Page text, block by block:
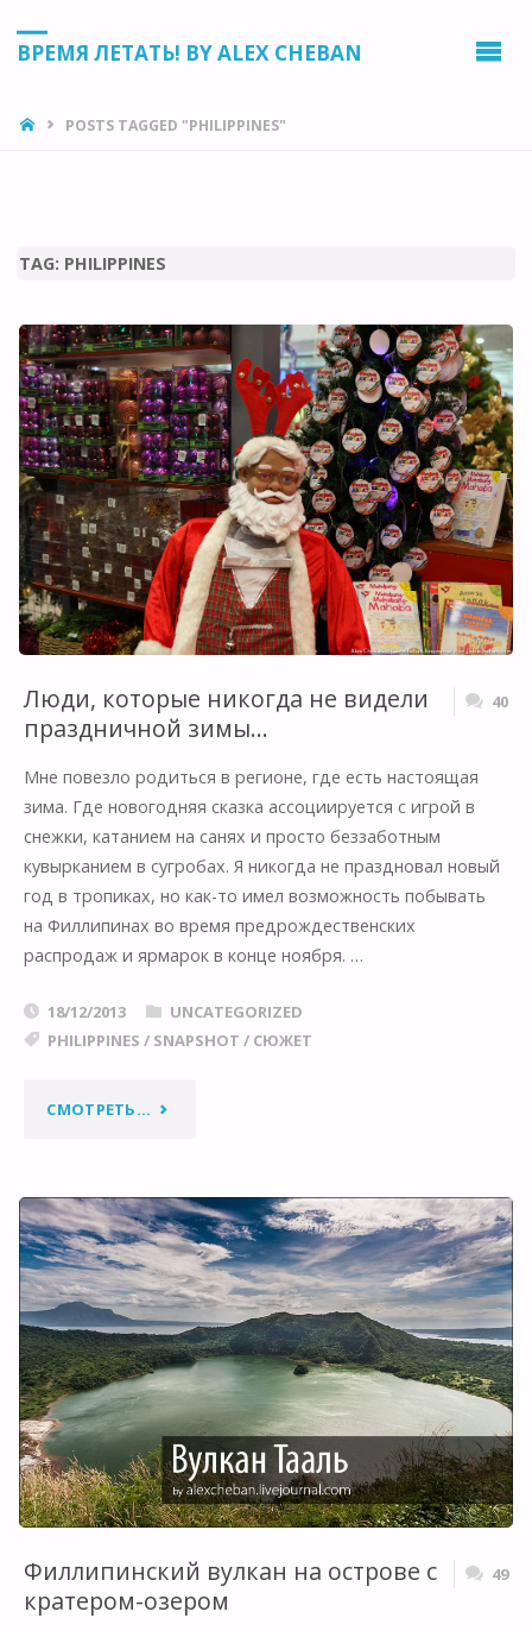
ВРЕМЯ ЛЕТАТЬ! BY ALEX CHEBAN
HOMEPOSTS TAGGED "PHILIPPINES"
TAG: PHILIPPINES
Люди, которые никогда не видели
праздничной зимы…
40
Мне повезло родиться в регионе, где есть настоящая
зима. Где новогодняя сказка ассоциируется с игрой в
снежки, катанием на санях и просто беззаботным
кувырканием в сугробах. Я никогда не праздновал новый
год в тропиках, но как-то имел возможность побывать
на Филлипинах во время предрождественских
распродаж и ярмарок в конце ноября. …
18/12/2013
UNCATEGORIZED
PHILIPPINES / SNAPSHOT / СЮЖЕТ
СМОТРЕТЬ... "ЛЮДИ,
НИКОГДА
НЕ
ВИДЕЛИ
ПРАЗДНИЧНОЙ
ЗИМЫ…"
Филлипинский вулкан на острове с
кратером-озером
49